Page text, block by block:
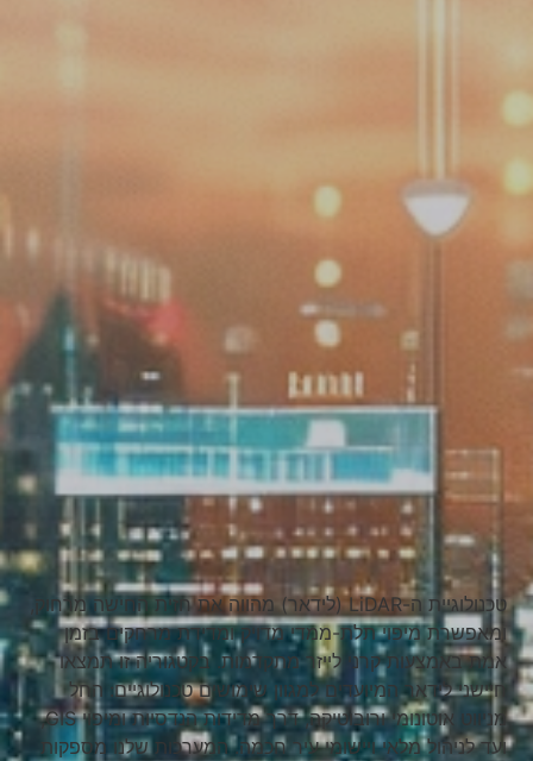
טכנולוגיית ה-LiDAR (לידאר) מהווה את חזית החישה מרחוק,
ומאפשרת מיפוי תלת-ממדי מדויק ומדידת מרחקים בזמן
אמת באמצעות קרני לייזר מתקדמות. בקטגוריה זו תמצאו
חיישני לידאר המיועדים למגוון שימושים טכנולוגיים: החל
מניווט אוטונומי ורובוטיקה, דרך מדידות הנדסיות ומיפוי GIS,
ועד לניהול מלאי ויישומי עיר חכמה. המערכות שלנו מספקות